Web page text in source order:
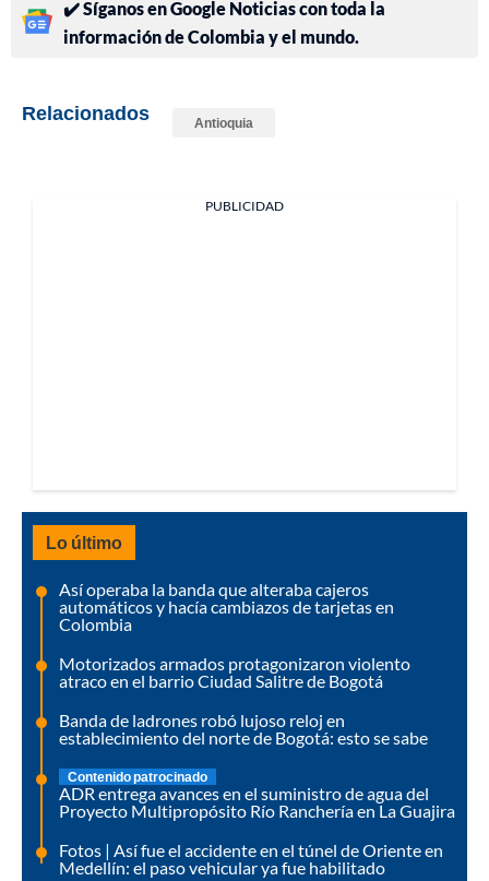
✔️ Síganos en Google Noticias con toda la
información de Colombia y el mundo.
Relacionados Antioquia
PUBLICIDAD
Lo último
Así operaba la banda que alteraba cajeros
automáticos y hacía cambiazos de tarjetas en
Colombia
Motorizados armados protagonizaron violento
atraco en el barrio Ciudad Salitre de Bogotá
Banda de ladrones robó lujoso reloj en
establecimiento del norte de Bogotá: esto se sabe
Contenido patrocinado
ADR entrega avances en el suministro de agua del
Proyecto Multipropósito Río Ranchería en La Guajira
Fotos | Así fue el accidente en el túnel de Oriente en
Medellín: el paso vehicular ya fue habilitado